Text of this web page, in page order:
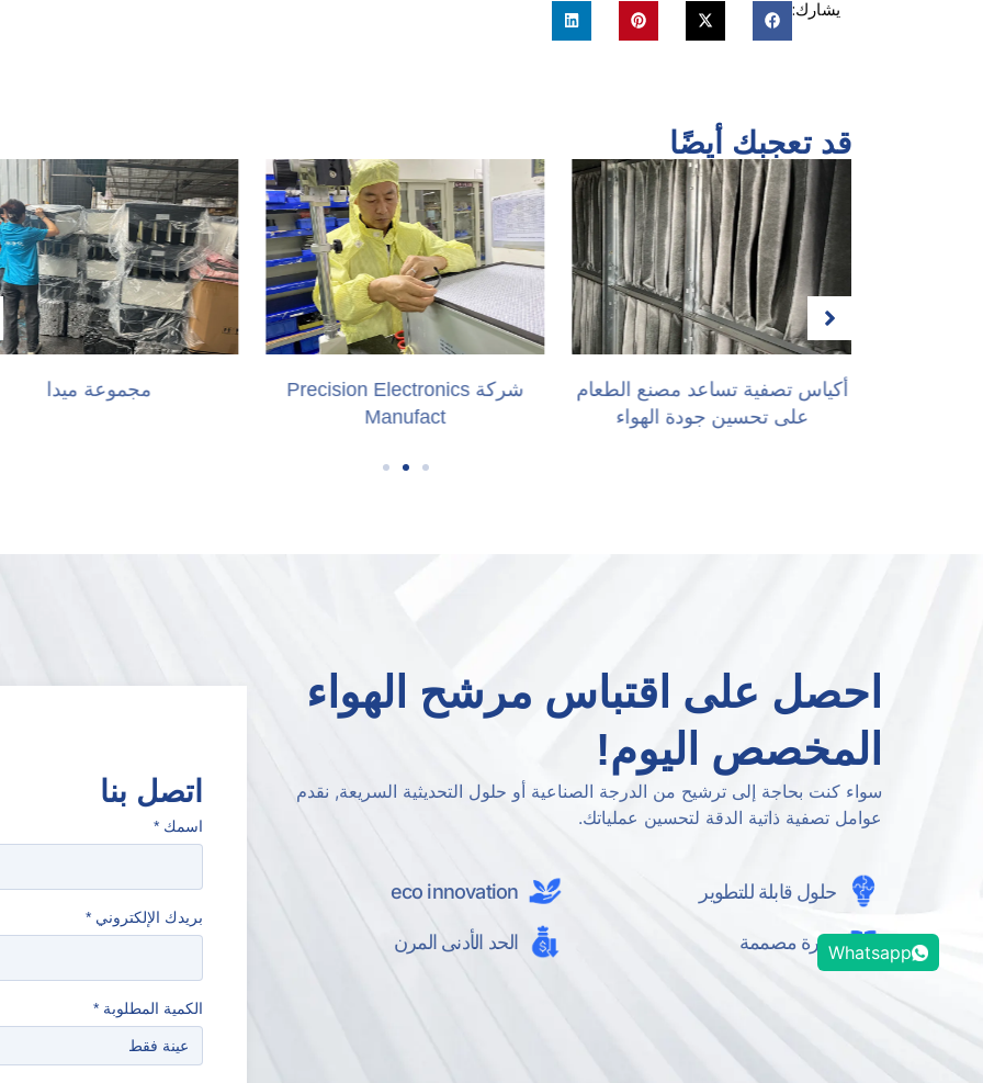
يشارك:
قد تعجبك أيضًا
أكياس تصفية تساعد مصنع الطعام
على تحسين جودة الهواء
شركة Precision Electronics
Manufact
مجموعة ميدا
احصل على اقتباس مرشح الهواء
المخصص اليوم!
سواء كنت بحاجة إلى ترشيح من الدرجة الصناعية أو حلول التحديثية السريعة, نقدم
عوامل تصفية ذاتية الدقة لتحسين عملياتك.
حلول قابلة للتطوير
خبرة مصممة
eco innovation
الحد الأدنى المرن
اتصل بنا
اسمك *
بريدك الإلكتروني *
الكمية المطلوبة *
Whatsapp